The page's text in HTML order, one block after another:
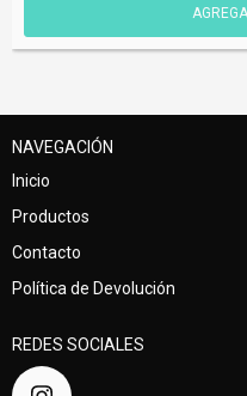
NAVEGACIÓN
Inicio
Productos
Contacto
Política de Devolución
REDES SOCIALES